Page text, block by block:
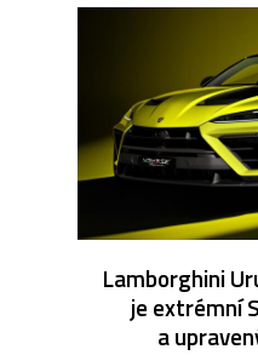
Lamborghini
je extrémní
a